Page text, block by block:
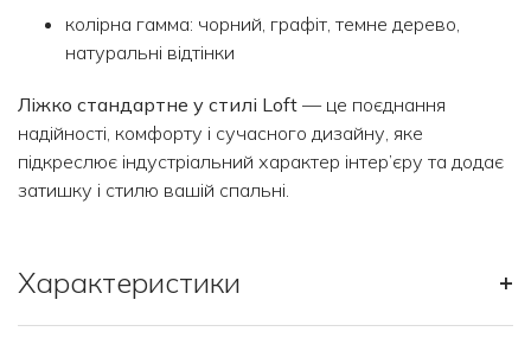
колірна гамма: чорний, графіт, темне дерево,
натуральні відтінки
Ліжко стандартне у стилі Loft — це поєднання
надійності, комфорту і сучасного дизайну, яке
підкреслює індустріальний характер інтер’єру та додає
затишку і стилю вашій спальні.
Характеристики +